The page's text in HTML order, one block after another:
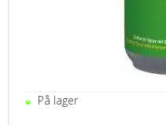
På lager